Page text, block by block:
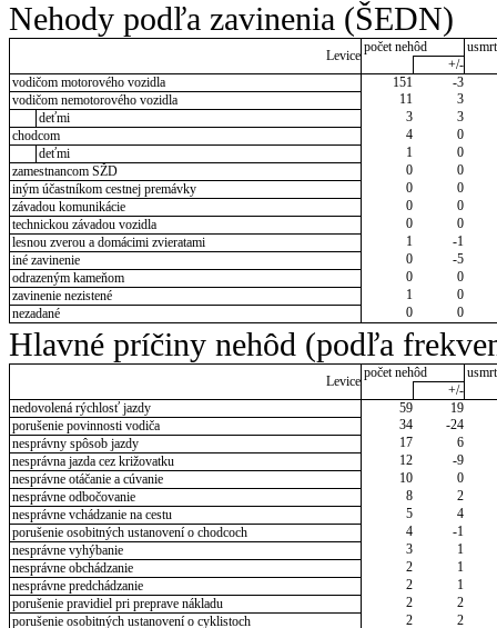
Nehody podľa zavinenia (ŠEDN)
Levice
počet nehôd
+/-
vodičom motorového vozidla
151
-3
vodičom nemotorového vozidla
11
3
deťmi
3
3
chodcom
4
0
deťmi
1
0
zamestnancom SŽD
0
0
iným účastníkom cestnej premávky
0
0
závadou komunikácie
0
0
technickou závadou vozidla
0
0
lesnou zverou a domácimi zvieratami
1
-1
iné zavinenie
0
-5
odrazeným kameňom
0
0
zavinenie nezistené
1
0
nezadané
0 0
Hlavné príčiny nehôd (podľa
Levice
počet nehôd
+/-
nedovolená rýchlosť jazdy
59
19
porušenie povinnosti vodiča
34
-24
nesprávny spôsob jazdy
17
6
nesprávna jazda cez križovatku
12
-9
nesprávne otáčanie a cúvanie
10
0
nesprávne odbočovanie
8
2
nesprávne vchádzanie na cestu
5
4
porušenie osobitných ustanovení o chodcoch
4
-1
nesprávne vyhýbanie
3
1
nesprávne obchádzanie
2
1
nesprávne predchádzanie
2
1
porušenie pravidiel pri preprave nákladu
2
2
porušenie osobitných ustanovení o cyklistoch
2
2